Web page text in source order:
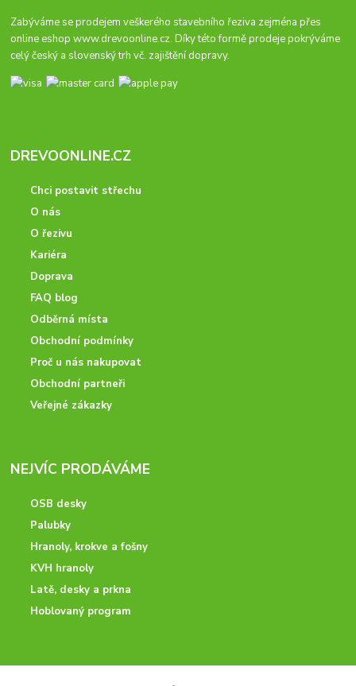
Zabýváme se prodejem veškerého stavebního řeziva zejména přes
online eshopwww.drevoonline.cz. Díky této formě prodeje pokrýváme
celý český a slovenský trh vč. zajištění dopravy.
DREVOONLINE.CZ
Chci postavit střechu
O nás
O řezivu
Kariéra
Doprava
FAQ blog
Odběrná místa
Obchodní podmínky
Proč u nás nakupovat
Obchodní partneři
Veřejné zákazky
NEJVÍC PRODÁVÁME
OSB desky
Palubky
Hranoly, krokve a fošny
KVH hranoly
Latě, desky a prkna
Hoblovaný program